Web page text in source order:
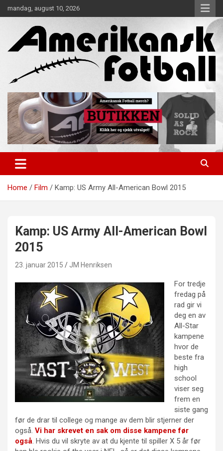
to
mandag, august 10, 2026
Amerikansk Fotball
Home Film Kamp: US Army All-American Bowl 2015
Kamp: US Army All-American Bowl
2015
23. januar 2015 JM Henriksen
For tredje
fredag på
rad gir vi
deg en av
All-Star
kampene
hvor de
beste fra
high
school
viser seg
frem en
siste gang
før de drar til college og mange av dem blir stjerner der
også. Vi har skrevet en sak om disse kampene før
også . Hvis du vil skryte av at du kjente til spiller X 5 år før